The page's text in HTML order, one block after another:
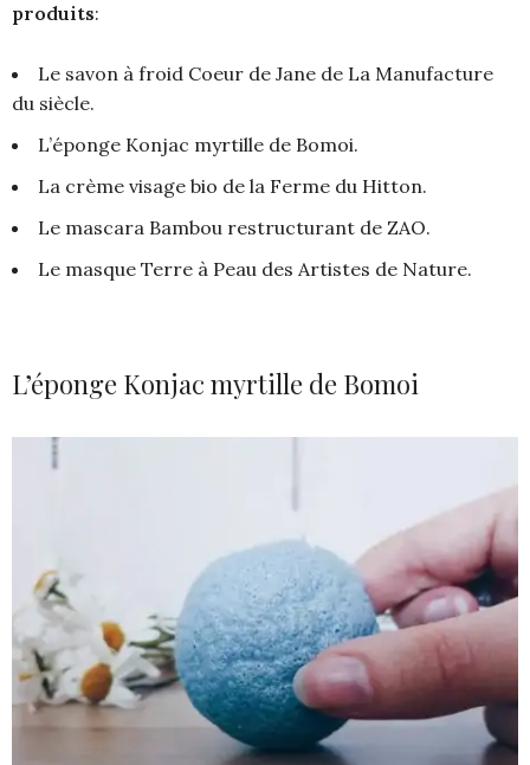
produits:
Le savon à froid Coeur de Jane de La Manufacture
du siècle.
L’éponge Konjac myrtille de Bomoi.
La crème visage bio de la Ferme du Hitton.
Le mascara Bambou restructurant de ZAO.
Le masque Terre à Peau des Artistes de Nature.
L’éponge Konjac myrtille de Bomoi